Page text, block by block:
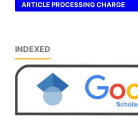
ARTICLE PROCESSING CHARGE
INDEXED